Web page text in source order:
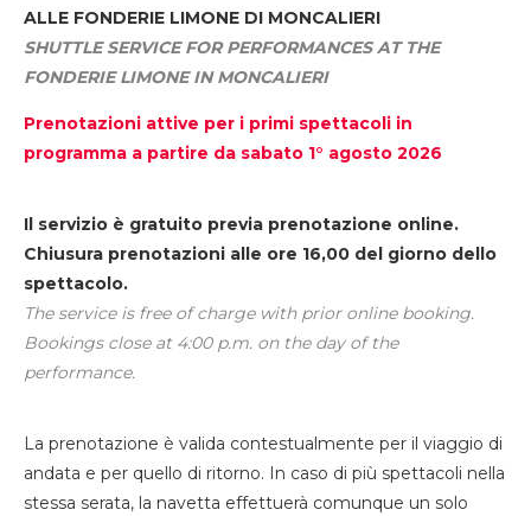
ALLE FONDERIE LIMONE DI MONCALIERI
SHUTTLE SERVICE FOR PERFORMANCES AT THE
FONDERIE LIMONE IN MONCALIERI
Prenotazioni attive per i primi spettacoli in
programma a partire da sabato 1° agosto 2026
Il servizio è gratuito previa prenotazione online.
Chiusura prenotazioni alle ore 16,00 del giorno dello
spettacolo.
The service is free of charge with prior online booking.
Bookings close at 4:00 p.m. on the day of the
performance.
La prenotazione è valida contestualmente per il viaggio di
andata e per quello di ritorno. In caso di più spettacoli nella
stessa serata, la navetta effettuerà comunque un solo